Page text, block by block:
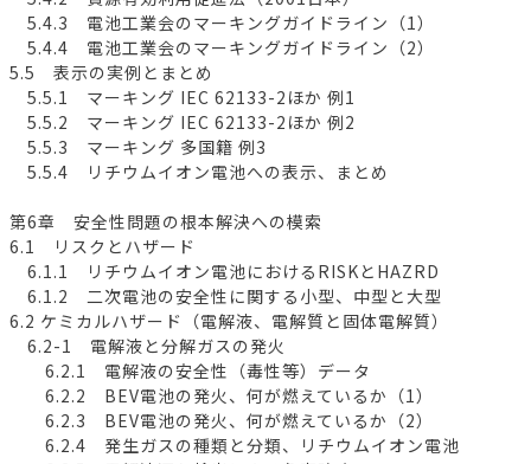
5.4.3 電池工業会のマーキングガイドライン（1）
5.4.4 電池工業会のマーキングガイドライン（2）
5.5 表示の実例とまとめ
5.5.1 マーキング IEC 62133-2ほか 例1
5.5.2 マーキング IEC 62133-2ほか 例2
5.5.3 マーキング 多国籍 例3
5.5.4 リチウムイオン電池への表示、まとめ
第6章 安全性問題の根本解決への模索
6.1 リスクとハザード
6.1.1 リチウムイオン電池におけるRISKとHAZRD
6.1.2 二次電池の安全性に関する小型、中型と大型
6.2 ケミカルハザード（電解液、電解質と固体電解質）
6.2-1 電解液と分解ガスの発火
6.2.1 電解液の安全性（毒性等）データ
6.2.2 BEV電池の発火、何が燃えているか（1）
6.2.3 BEV電池の発火、何が燃えているか（2）
6.2.4 発生ガスの種類と分類、リチウムイオン電池